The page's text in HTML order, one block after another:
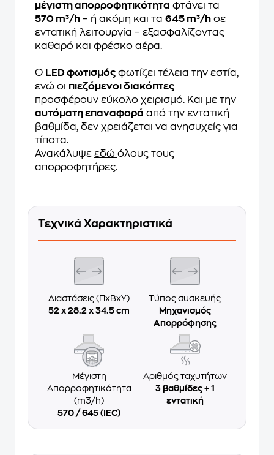
μέγιστη απορροφητικότητα φτάνει τα
570 m³/h – ή ακόμη και τα 645 m³/h σε
εντατική λειτουργία – εξασφαλίζοντας
καθαρό και φρέσκο αέρα.
Ο LED φωτισμός φωτίζει τέλεια την εστία,
ενώ οι πιεζόμενοι διακόπτες
προσφέρουν εύκολο χειρισμό. Και με την
αυτόματη επαναφορά από την εντατική
βαθμίδα, δεν χρειάζεται να ανησυχείς για
τίποτα.
Ανακάλυψε εδώ όλους τους
απορροφητήρες.
Τεχνικά Χαρακτηριστικά
Διαστάσεις (ΠxΒxΥ)
52 x 28.2 x 34.5 cm
Τύπος συσκευής
Μηχανισμός
Απορρόφησης
Μέγιστη
Απορροφητικότητα
(m3/h)
570 / 645 (IEC)
Αριθμός ταχυτήτων
3 βαθμίδες + 1
εντατική